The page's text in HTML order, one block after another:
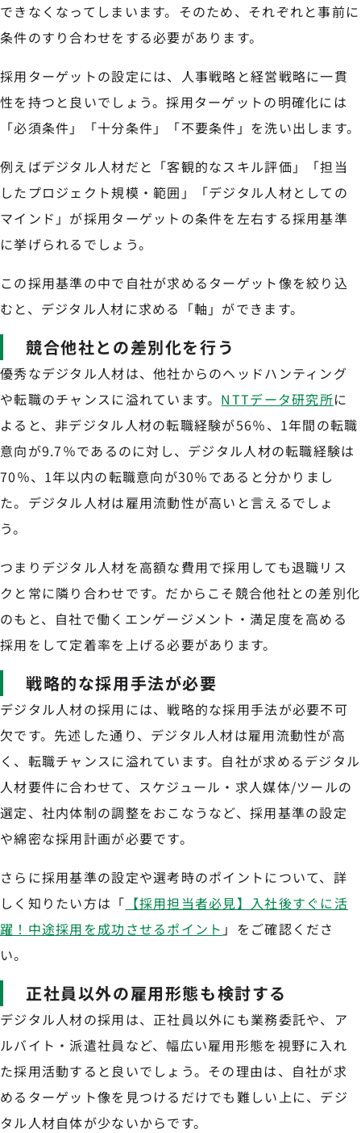
できなくなってしまいます。そのため、それぞれと事前に
条件のすり合わせをする必要があります。
採用ターゲットの設定には、人事戦略と経営戦略に一貫
性を持つと良いでしょう。採用ターゲットの明確化には
「必須条件」「十分条件」「不要条件」を洗い出します。
例えばデジタル人材だと「客観的なスキル評価」「担当
したプロジェクト規模・範囲」「デジタル人材としての
マインド」が採用ターゲットの条件を左右する採用基準
に挙げられるでしょう。
この採用基準の中で自社が求めるターゲット像を絞り込
むと、デジタル人材に求める「軸」ができます。
競合他社との差別化を行う
優秀なデジタル人材は、他社からのヘッドハンティング
や転職のチャンスに溢れています。 NTTデータ研究所に
よると、非デジタル人材の転職経験が56％、1年間の転職
意向が9.7％であるのに対し、デジタル人材の転職経験は
70％、1年以内の転職意向が30％であると分かりまし
た。デジタル人材は雇用流動性が高いと言えるでしょ
う。
つまりデジタル人材を高額な費用で採用しても退職リス
クと常に隣り合わせです。だからこそ競合他社との差別化
のもと、自社で働くエンゲージメント・満足度を高める
採用をして定着率を上げる必要があります。
戦略的な採用手法が必要
デジタル人材の採用には、戦略的な採用手法が必要不可
欠です。先述した通り、デジタル人材は雇用流動性が高
く、転職チャンスに溢れています。自社が求めるデジタル
人材要件に合わせて、スケジュール・求人媒体/ツールの
選定、社内体制の調整をおこなうなど、採用基準の設定
や綿密な採用計画が必要です。
さらに採用基準の設定や選考時のポイントについて、詳
しく知りたい方は「 【採用担当者必見】入社後すぐに活
躍！中途採用を成功させるポイント 」をご確認くださ
い。
正社員以外の雇用形態も検討する
デジタル人材の採用は、正社員以外にも業務委託や、ア
ルバイト・派遣社員など、幅広い雇用形態を視野に入れ
た採用活動すると良いでしょう。その理由は、自社が求
めるターゲット像を見つけるだけでも難しい上に、デジ
タル人材自体が少ないからです。